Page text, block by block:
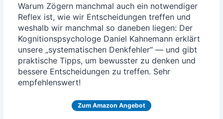
War­um Zögern manch­mal auch ein not­wen­di­ger
Reflex ist, wie wir Ent­schei­dun­gen tref­fen und
wes­halb wir manch­mal so dane­ben lie­gen: Der
Kogni­ti­ons­psy­cho­lo­ge Dani­el Kah­ne­mann erklärt
unse­re „sys­te­ma­ti­schen Denk­feh­ler“ — und gibt
prak­ti­sche Tipps, um bewuss­ter zu den­ken und
bes­se­re Ent­schei­dun­gen zu tref­fen. Sehr
empfehlenswert!
Zum Ama­zon Angebot